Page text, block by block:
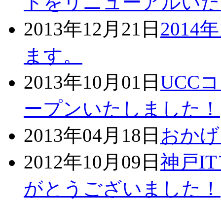
2013年12月21日 2014
ます。
2013年10月01日 UCC
ープンいたしました！
2013年04月18日 おか
2012年10月09日 神戸
がとうございました！